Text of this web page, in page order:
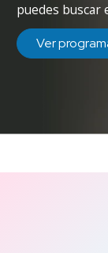
puedes buscar
Ver